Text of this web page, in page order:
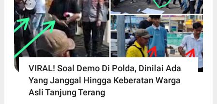
VIRAL! Soal Demo Di Polda, Dinilai Ada
Yang Janggal Hingga Keberatan Warga
Asli Tanjung Terang